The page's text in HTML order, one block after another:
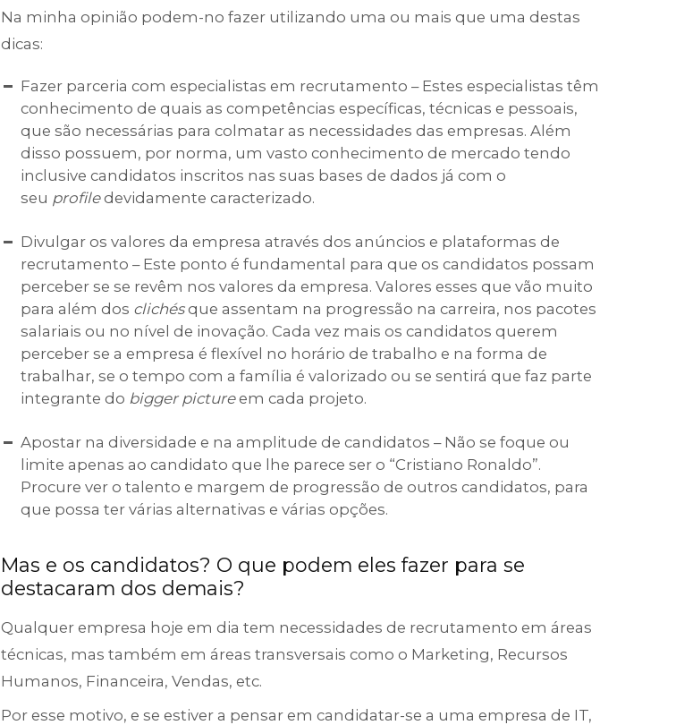
Na minha opinião podem-no fazer utilizando uma ou mais que uma destas
dicas:
Fazer parceria com especialistas em recrutamento – Estes especialistas têm
conhecimento de quais as competências específicas, técnicas e pessoais,
que são necessárias para colmatar as necessidades das empresas. Além
disso possuem, por norma, um vasto conhecimento de mercado tendo
inclusive candidatos inscritos nas suas bases de dados já com o
seu profiledevidamente caracterizado.
Divulgar os valores da empresa através dos anúncios e plataformas de
recrutamento – Este ponto é fundamental para que os candidatos possam
perceber se se revêm nos valores da empresa. Valores esses que vão muito
para além dos clichésque assentam na progressão na carreira, nos pacotes
salariais ou no nível de inovação. Cada vez mais os candidatos querem
perceber se a empresa é flexível no horário de trabalho e na forma de
trabalhar, se o tempo com a família é valorizado ou se sentirá que faz parte
integrante do bigger pictureem cada projeto.
Apostar na diversidade e na amplitude de candidatos – Não se foque ou
limite apenas ao candidato que lhe parece ser o “Cristiano Ronaldo”.
Procure ver o talento e margem de progressão de outros candidatos, para
que possa ter várias alternativas e várias opções.
Mas e os candidatos? O que podem eles fazer para se
destacaram dos demais?
Qualquer empresa hoje em dia tem necessidades de recrutamento em áreas
técnicas, mas também em áreas transversais como o Marketing, Recursos
Humanos, Financeira, Vendas, etc.
Por esse motivo, e se estiver a pensar em candidatar-se a uma empresa de IT,